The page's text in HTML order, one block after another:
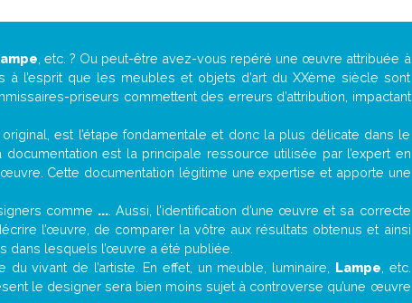
, etc. ? Ou peut-être avez-vous repéré une œuvre attribuée à
l’esprit que les meubles et objets d’art du XXème siècle sont
priseurs commettent des erreurs d’attribution, impactant
est l’étape fondamentale et donc la plus délicate dans le
est la principale ressource utilisée par l’expert en
Cette documentation légitime une expertise et apporte une
comme .... Aussi, l’identification d’une œuvre et sa correcte
l’œuvre, de comparer la vôtre aux résultats obtenus et ainsi
dans lesquels l’œuvre a été publiée.
vivant de l’artiste. En effet, un meuble, luminaire, Lampe , etc.
le designer sera bien moins sujet à controverse qu’une œuvre